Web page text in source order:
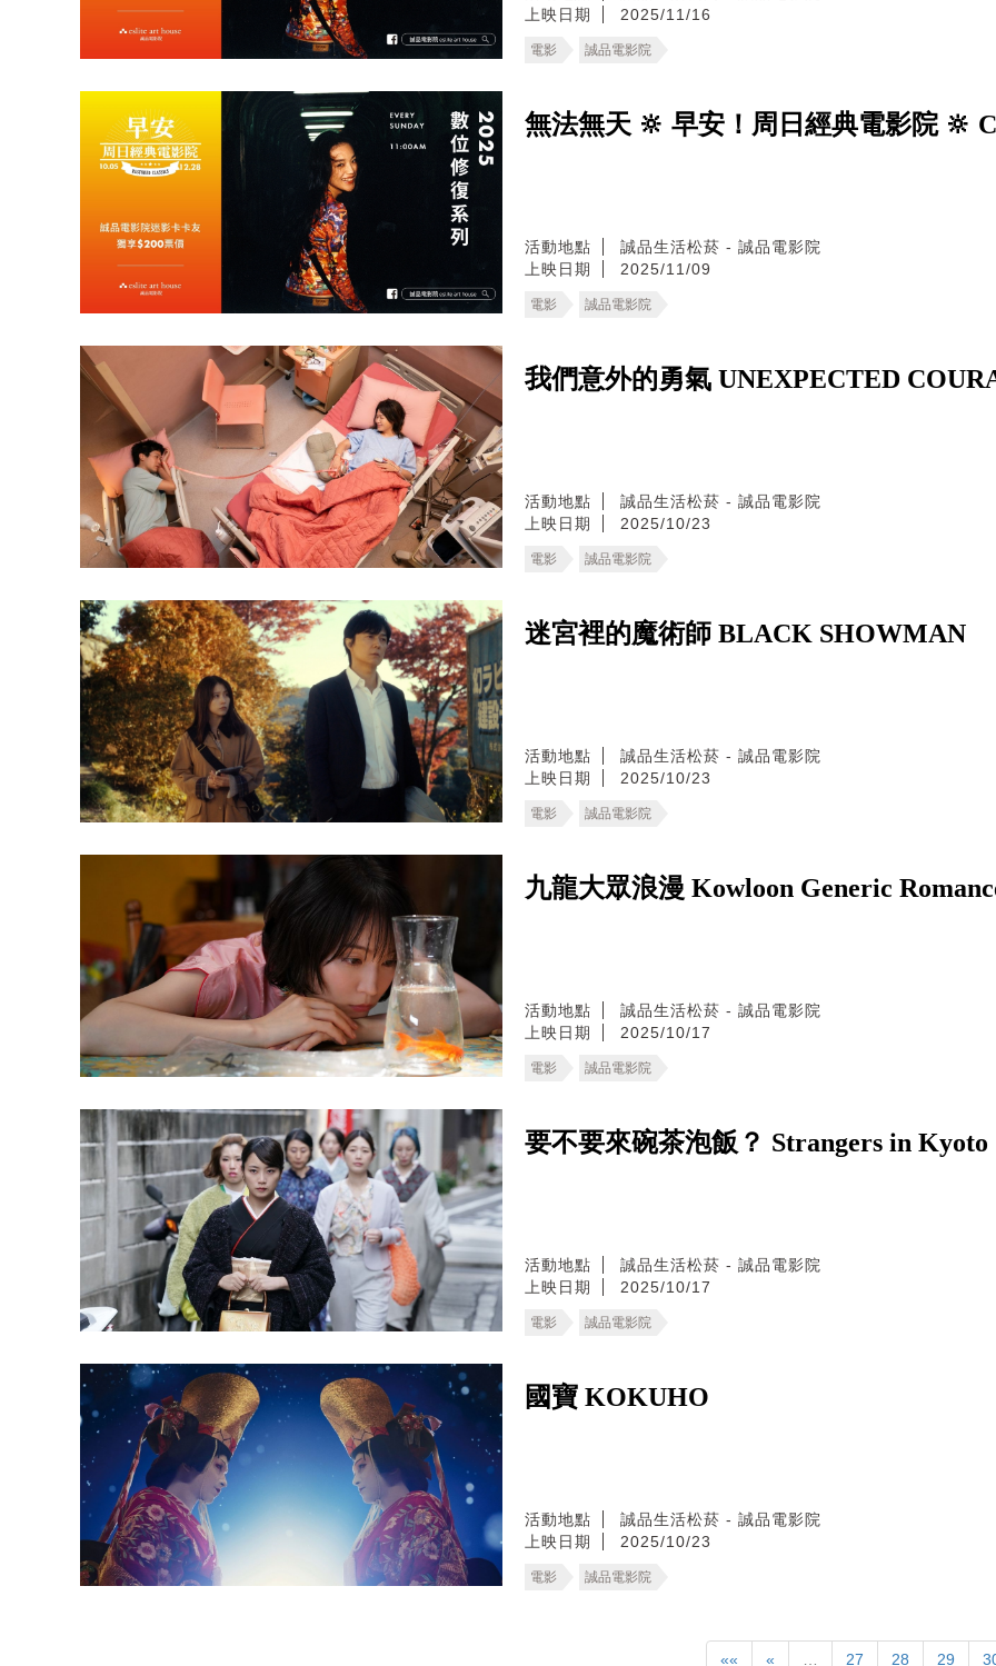
上映日期
2025/11/16
電影 誠品電影院
無法無天 🔆 早安！周日經典電影院 🔆
活動地點
誠品生活松菸 - 誠品電影院
上映日期
2025/11/09
電影 誠品電影院
我們意外的勇氣 UNEXPECTED
活動地點
誠品生活松菸 - 誠品電影院
上映日期
2025/10/23
電影 誠品電影院
迷宮裡的魔術師 BLACK SHOWMAN
活動地點
誠品生活松菸 - 誠品電影院
上映日期
2025/10/23
電影 誠品電影院
九龍大眾浪漫 Kowloon Generic
活動地點
誠品生活松菸 - 誠品電影院
上映日期
2025/10/17
電影 誠品電影院
要不要來碗茶泡飯？ Strangers in Kyoto
活動地點
誠品生活松菸 - 誠品電影院
上映日期
2025/10/17
電影 誠品電影院
國寶 KOKUHO
活動地點
誠品生活松菸 - 誠品電影院
上映日期
2025/10/23
電影 誠品電影院
«« « 27 28 29